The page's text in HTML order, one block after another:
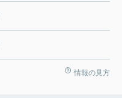
情報の見方